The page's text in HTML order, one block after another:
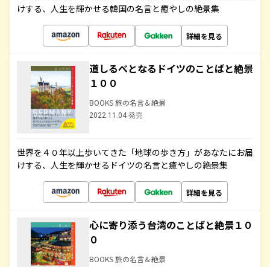
けする、人生を輝かせる韓国の名言と癒やしの絶景集
詳細を見る
道しるべとなるドイツのことばと絶景
１００
BOOKS 旅の名言＆絶景
2022.11.04 発売
世界を４０年以上歩いてきた「地球の歩き方」があなたにお届
けする、人生を輝かせるドイツの名言と癒やしの絶景集
詳細を見る
心に寄り添う台湾のことばと絶景１０
０
BOOKS 旅の名言＆絶景